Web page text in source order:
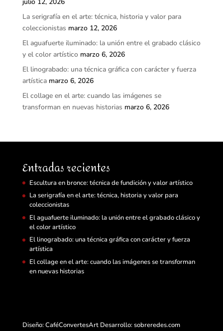
La serigrafía en el arte: técnica, historia y valor para
coleccionistas marzo 12, 2026
El aguafuerte iluminado: la unión entre el grabado clásico
y el color artístico marzo 6, 2026
El linograbado: una técnica gráfica con carácter y fuerza
artística marzo 6, 2026
El collage en el arte: cuando las imágenes se
transforman en nuevas historias marzo 6, 2026
Entradas recientes
Escultura en bronce: técnica de fundición y valor artístico
La serigrafía en el arte: técnica, historia y valor para
coleccionistas
El aguafuerte iluminado: la unión entre el grabado clásico y
el color artístico
El linograbado: una técnica gráfica con carácter y fuerza
artística
El collage en el arte: cuando las imágenes se transforman
en nuevas historias
Diseño: CaféConvertesArt Desarrollo:sobreredes.com